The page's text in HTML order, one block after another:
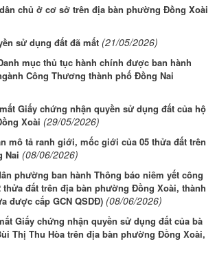
chủ ở cơ sở trên địa bàn phường Đồng Xoài
sử dụng đất đã mất (21/05/2026)
mục thủ tục hành chính được ban hành
Công Thương thành phố Đồng Nai
Giấy chứng nhận quyền sử dụng đất của hộ
Xoài (29/05/2026)
mô tả ranh giới, mốc giới của 05 thửa đất trên
Nai (08/06/2026)
phường ban hành Thông báo niêm yết công
đất trên địa bàn phường Đồng Xoài, thành
được cấp GCN QSDĐ) (08/06/2026)
Giấy chứng nhận quyền sử dụng đất của bà
Thị Thu Hòa trên địa bàn phường Đồng Xoài,